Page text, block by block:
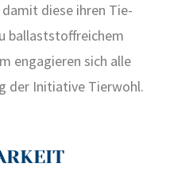
die­se ihren Tie­
bal­last­stoff­rei­chem
enga­gie­ren sich alle
der Initia­ti­ve Tier­wohl.